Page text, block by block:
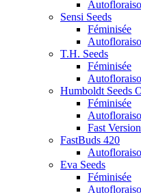
Sensi Seeds
Féminisée
T.H. Seeds
Féminisée
Humboldt Seeds
Féminisée
Fast Version
FastBuds 420
Eva Seeds
Féminisée